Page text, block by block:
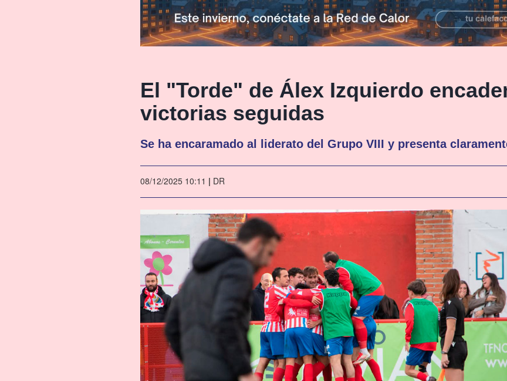
El "Torde" de Álex Izquierdo
victorias seguidas
Se ha encaramado al liderato del Grupo VIII y presenta
08/12/2025 10:11 | DR